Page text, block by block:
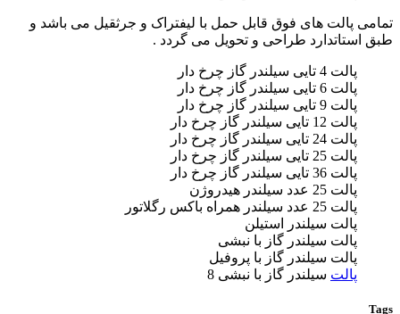
تمامی پالت های فوق قابل حمل با لیفتراک و جرثقیل می باشد و
طبق استاتدارد طراحی و تحویل می گردد .
پالت 4 تایی سیلندر گاز چرخ دار
پالت 6 تایی سیلندر گاز چرخ دار
پالت 9 تایی سیلندر گاز چرخ دار
پالت 12 تایی سیلندر گاز چرخ دار
پالت 24 تایی سیلندر گاز چرخ دار
پالت 25 تایی سیلندر گاز چرخ دار
پالت 36 تایی سیلندر گاز چرخ دار
پالت 25 عدد سیلندر هیدروژن
پالت 25 عدد سیلندر همراه باکس رگلاتور
پالت سیلندر استیلن
پالت سیلندر گاز با نبشی
پالت سیلندر گاز با پروفیل
پالت سیلندر گاز با نبشی 8
Tags